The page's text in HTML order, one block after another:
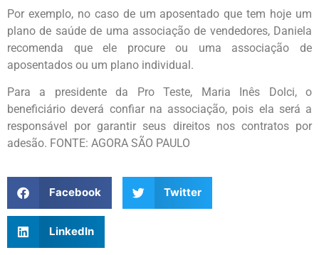
Por exemplo, no caso de um aposentado que tem hoje um
plano de saúde de uma associação de vendedores, Daniela
recomenda que ele procure ou uma associação de
aposentados ou um plano individual.
Para a presidente da Pro Teste, Maria Inês Dolci, o
beneficiário deverá confiar na associação, pois ela será a
responsável por garantir seus direitos nos contratos por
adesão. FONTE: AGORA SÃO PAULO
Facebook Twitter
LinkedIn